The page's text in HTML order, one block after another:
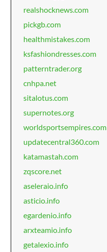
realshocknews.com
pickgb.com
healthmistakes.com
ksfashiondresses.com
patterntrader.org
cnhpa.net
sitalotus.com
supernotes.org
worldsportsempires.com
updatecentral360.com
katamastah.com
zqscore.net
aseleraio.info
asticio.info
egardenio.info
arxteamio.info
getalexio.info